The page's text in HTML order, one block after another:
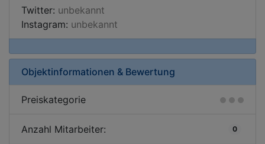
Twitter: unbekannt
Instagram: unbekannt
Objektinformationen & Bewertung
Preiskategorie
Anzahl Mitarbeiter: 0